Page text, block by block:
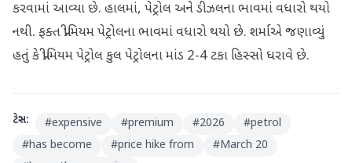
કરવામાં આવ્યા છે. હાલમાં, પેટ્રોલ અને ડીઝલના ભાવમાં વધારો થયો
નથી. ફક્ત પ્રીમિયમ પેટ્રોલના ભાવમાં વધારો થયો છે. શર્માએ જણાવ્યું
હતું કે પ્રીમિયમ પેટ્રોલ કુલ પેટ્રોલના માંડ 2-4 ટકા હિસ્સો ધરાવે છે.
ટેગ્સ: #expensive #premium #2026 #petrol
#has become #price hike from #March 20